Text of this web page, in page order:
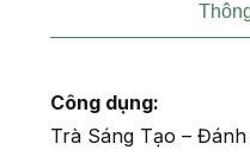
Công dụng:
Trà Sáng Tạo –